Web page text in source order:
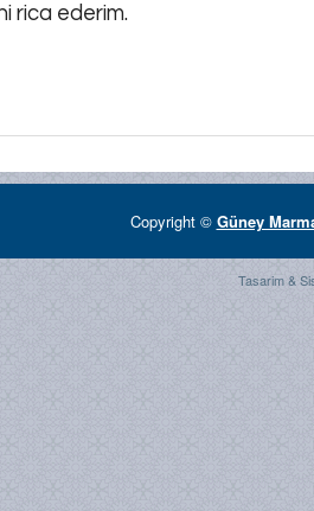
rica ederim.
Copyright © Güney
Tasarim &